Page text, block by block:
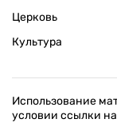
Церковь
Культура
Использование
условии ссылки